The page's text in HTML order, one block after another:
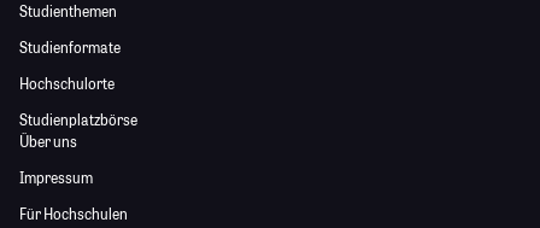
Studienthemen
Studienformate
Hochschulorte
Studienplatzbörse
Über uns
Impressum
Für Hochschulen